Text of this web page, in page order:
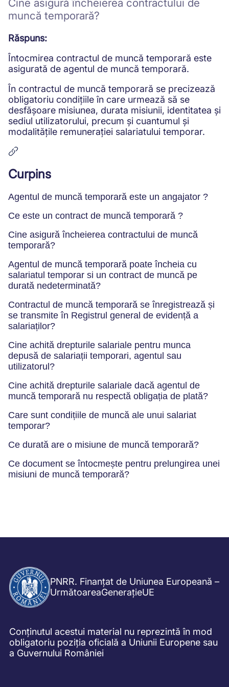
Cine asigură încheierea contractului de
muncă temporară?
Răspuns:
Întocmirea contractul de muncă temporară este
asigurată de agentul de muncă temporară.
În contractul de muncă temporară se precizează
obligatoriu condițiile în care urmează să se
desfășoare misiunea, durata misiunii, identitatea și
sediul utilizatorului, precum și cuantumul și
modalitățile remunerației salariatului temporar.
Curpins
Agentul de muncă temporară este un angajator ?
Ce este un contract de muncă temporară ?
Cine asigură încheierea contractului de muncă
temporară?
Agentul de muncă temporară poate încheia cu
salariatul temporar si un contract de muncă pe
durată nedeterminată?
Contractul de muncă temporară se înregistrează și
se transmite în Registrul general de evidență a
salariaților?
Cine achită drepturile salariale pentru munca
depusă de salariații temporari, agentul sau
utilizatorul?
Cine achită drepturile salariale dacă agentul de
muncă temporară nu respectă obligația de plată?
Care sunt condițiile de muncă ale unui salariat
temporar?
Ce durată are o misiune de muncă temporară?
Ce document se întocmește pentru prelungirea unei
misiuni de muncă temporară?
PNRR. Finanțat de Uniunea Europeană –
UrmătoareaGenerațieUE
Conținutul acestui material nu reprezintă în mod
obligatoriu poziția oficială a Uniunii Europene sau
a Guvernului României